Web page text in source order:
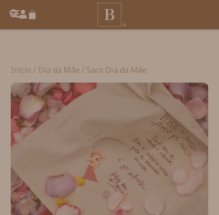
Início / Dia da Mãe / Saco Dia da Mãe